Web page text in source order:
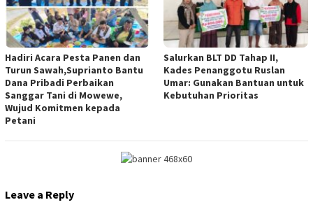
Hadiri Acara Pesta Panen dan
Turun Sawah,Suprianto Bantu
Dana Pribadi Perbaikan
Sanggar Tani di Mowewe,
Wujud Komitmen kepada
Petani
Salurkan BLT DD Tahap II,
Kades Penanggotu Ruslan
Umar: Gunakan Bantuan untuk
Kebutuhan Prioritas
Leave a Reply